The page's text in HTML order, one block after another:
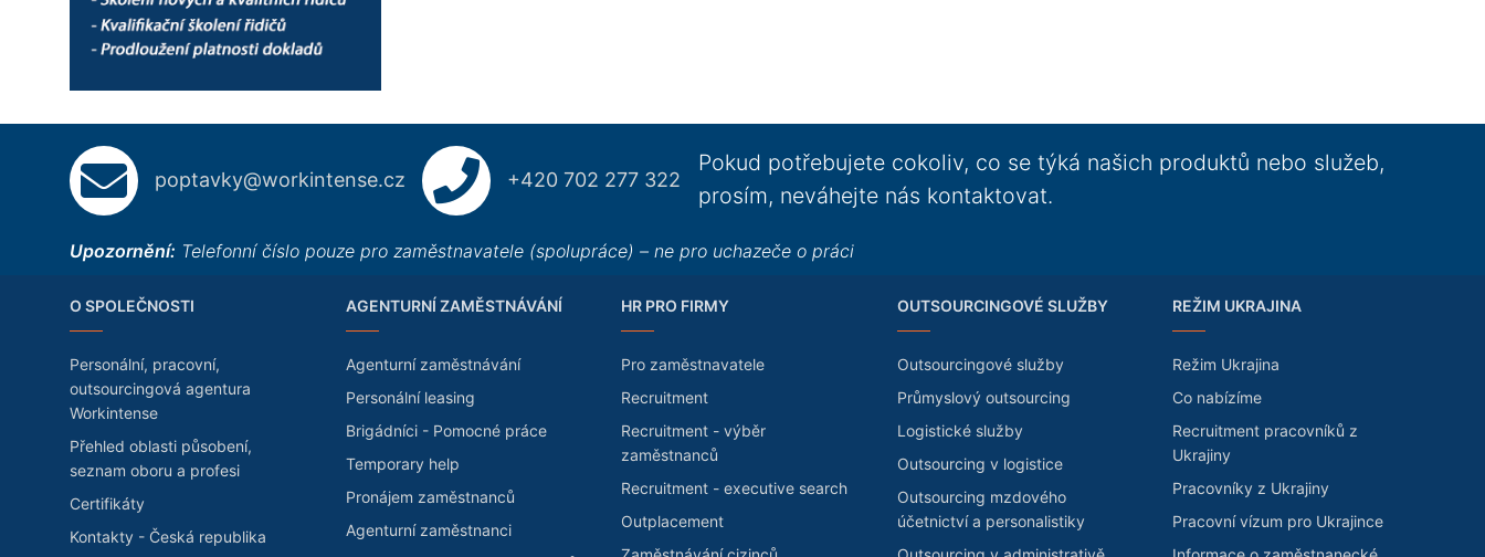
poptavky@workintense.cz +420 702 277 322
Pokud potřebujete cokoliv, co se týká našich produktů nebo služeb,
prosím, neváhejte nás kontaktovat.
Upozornění: Telefonní číslo pouze pro zaměstnavatele (spolupráce) – ne pro uchazeče o práci
O SPOLEČNOSTI
Personální, pracovní,
outsourcingová agentura
Workintense
Přehled oblasti působení,
seznam oboru a profesi
Certifikáty
Kontakty - Česká republika
AGENTURNÍ ZAMĚSTNÁVÁNÍ
Agenturní zaměstnávání
Personální leasing
Brigádníci - Pomocné práce
Temporary help
Pronájem zaměstnanců
Agenturní zaměstnanci
HR PRO FIRMY
Pro zaměstnavatele
Recruitment
Recruitment - výběr
zaměstnanců
Recruitment - executive search
Outplacement
OUTSOURCINGOVÉ SLUŽBY
Outsourcingové služby
Průmyslový outsourcing
Logistické služby
Outsourcing v logistice
Outsourcing mzdového
účetnictví a personalistiky
REŽIM UKRAJINA
Režim Ukrajina
Co nabízíme
Recruitment pracovníků z
Ukrajiny
Pracovníky z Ukrajiny
Pracovní vízum pro Ukrajince